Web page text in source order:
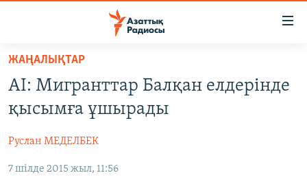
Skip
main
content
to
Navigation
ҚАҢТАР ОҚИҒАСЫ
АДАМ ҚҰҚЫҚТАРЫ
ЖАҢАЛЫҚТАР
АІ: Мигранттар Балқан елдерінде
қысымға ұшырады
Руслан МЕДЕЛБЕК
7 шілде 2015 жыл, 11:56